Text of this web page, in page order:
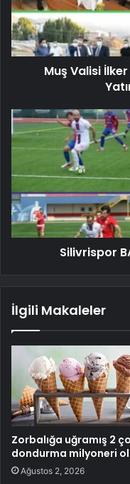
Muş Valisi
Silivrispor
İlgili Makaleler
Zorbalığa uğramış 2
dondurma milyoneri
Ağustos 2, 2026